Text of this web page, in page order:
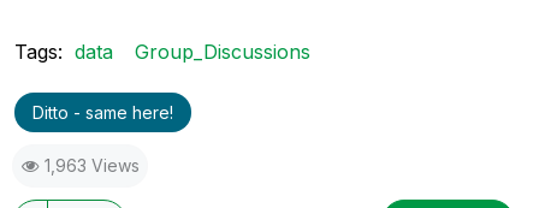
Tags: data Group_Discussions
Ditto - same here!
1,963 Views